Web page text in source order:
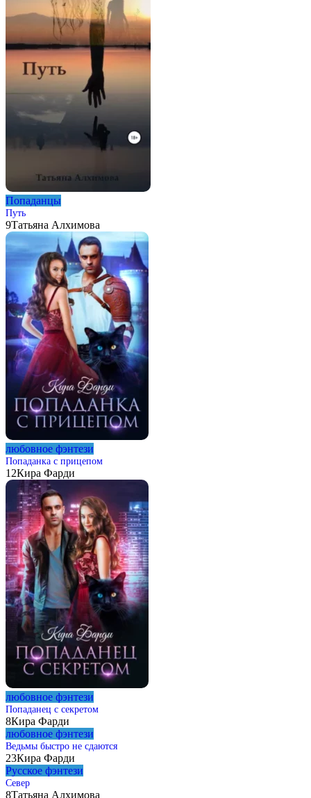
Попаданцы
Путь
9Татьяна Алхимова
любовное фэнтези
Попаданка с прицепом
12Кира Фарди
любовное фэнтези
Попаданец с секретом
8Кира Фарди
любовное фэнтези
Ведьмы быстро не сдаются
23Кира Фарди
Русское фэнтези
Север
8Татьяна Алхимова